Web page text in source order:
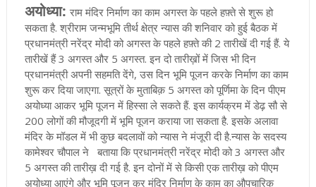
अयोध्या: राम मंदिर निर्माण का काम अगस्त के पहले हफ़्ते से शुरू हो
सकता है. श्रीराम जन्मभूमि तीर्थ क्षेत्र न्यास की शनिवार को हुई बैठक में
प्रधानमंत्री नरेंद्र मोदी को अगस्त के पहले हफ़्ते की 2 तारीखें दी गई हैं. ये
तारीखें हैं 3 अगस्त और 5 अगस्त. इन दो तारीख़ों में जिस भी दिन
प्रधानमंत्री अपनी सहमति देंगे, उस दिन भूमि पूजन करके निर्माण का काम
शुरू कर दिया जाएगा. सूत्रों के मुताबिक़ 5 अगस्त को पूर्णिमा के दिन पीएम
अयोध्या आकर भूमि पूजन में हिस्सा ले सकते हैं. इस कार्यक्रम में डेढ़ सौ से
200 लोगों की मौजूदगी में भूमि पूजन कराया जा सकता है. इसके अलावा
मंदिर के मॉडल में भी कुछ बदलावों को न्यास ने मंजूरी दी है.न्यास के सदस्य
कामेश्वर चौपाल ने बताया कि प्रधानमंत्री नरेंद्र मोदी को 3 अगस्त और
5 अगस्त की तारीख़ दी गई है. इन दोनों में से किसी एक तारीख़ को पीएम
अयोध्या आएंगे और भूमि पूजन कर मंदिर निर्माण के काम का औपचारिक